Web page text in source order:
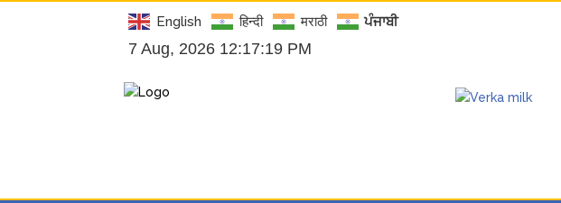
English हिन्दी मराठी ਪੰਜਾਬੀ
7 Aug, 2026 12:17:20 PM